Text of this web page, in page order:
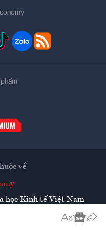
về
học Kinh tế Việt Nam
phải có sự chấp thuận